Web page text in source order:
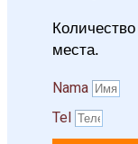
места.
Namа
Tel